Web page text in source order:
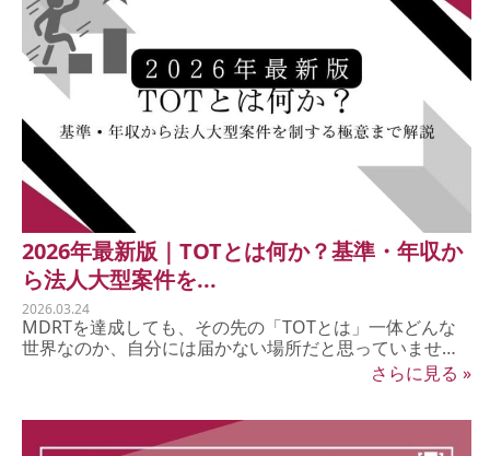
2026年最新版｜TOTとは何か？基準・年収か
ら法人大型案件を...
2026.03.24
MDRTを達成しても、その先の「TOTとは」一体どんな
世界なのか、自分には届かない場所だと思っていません
さらに見る »